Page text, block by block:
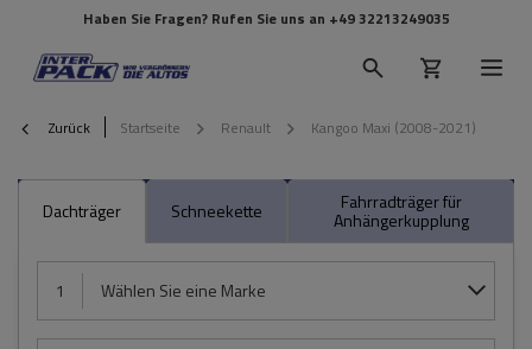
Haben Sie Fragen? Rufen Sie uns an +49 32213249035
Zurück Startseite Renault Kangoo Maxi (2008-2021)
Dachträger Schneekette Fahrradträger für
Anhängerkupplung
1 Wählen Sie eine Marke